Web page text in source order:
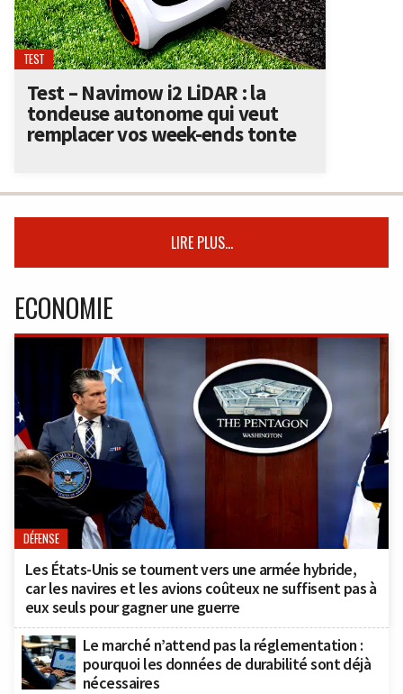
TEST
Test – Navimow i2 LiDAR : la
tondeuse autonome qui veut
remplacer vos week-ends tonte
LIRE PLUS...
ECONOMIE
DÉFENSE
Les États-Unis se tournent vers une armée hybride,
car les navires et les avions coûteux ne suffisent pas à
eux seuls pour gagner une guerre
Le marché n’attend pas la réglementation :
pourquoi les données de durabilité sont déjà
nécessaires